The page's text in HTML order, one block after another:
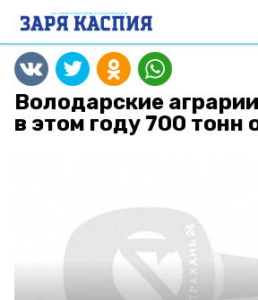
Володарские
в этом году 700 тонн